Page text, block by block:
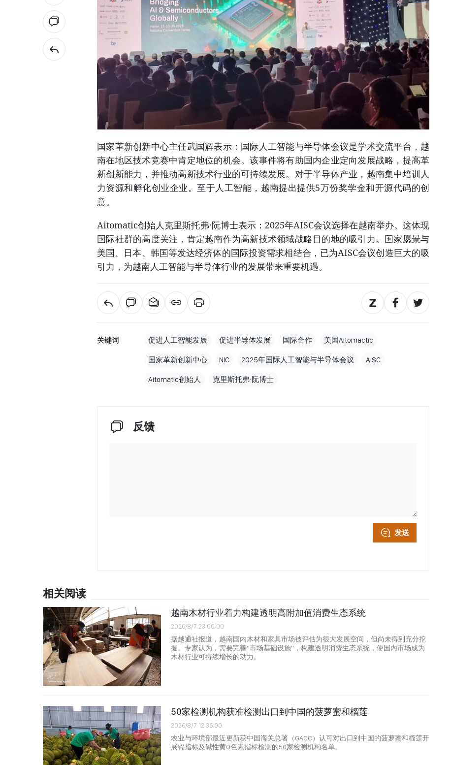
国家革新创新中心主任武国辉表示：国际人工智能与半导体会议是学术交流平台，越
南在地区技术竞赛中肯定地位的机会。该事件将有助国内企业定向发展战略，提高革
新创新能力，并推动高新技术行业的可持续发展。对于半导体产业，越南集中培训人
力资源和孵化创业企业。至于人工智能，越南提出提供5万份奖学金和开源代码的创
意。
Aitomatic创始人克里斯托弗·阮博士表示：2025年AISC会议选择在越南举办。这体现
国际社群的高度关注，肯定越南作为高新技术领域战略目的地的吸引力。国家愿景与
美国、日本、韩国等发达经济体的国际投资需求相结合，已为AISC会议创造巨大的吸
引力，为越南人工智能与半导体行业的发展带来重要机遇。
关键词 促进人工智能发展 促进半导体发展 国际合作 美国Aitomactic
国家革新创新中心 NIC 2025年国际人工智能与半导体会议 AISC
Aitomatic创始人 克里斯托弗·阮博士
反馈
发送
相关阅读
越南木材行业着力构建透明高附加值消费生态系统
2026/8/7 23:00:00
据越通社报道，越南国内木材和家具市场被评估为很大发展空间，但尚未得到充分挖
掘。专家认为，需要完善“市场基础设施”，构建透明消费生态系统，使国内市场成为
木材行业可持续增长的动力。
50家检测机构获准检测出口到中国的菠萝蜜和榴莲
2026/8/7 12:36:00
农业与环境部最近更新获中国海关总署（GACC）认可对出口到中国的菠萝蜜和榴莲开
展镉指标及碱性黄O色素指标检测的50家检测机构名单。